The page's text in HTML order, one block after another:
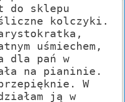
do sklepu
kolczyki.
uśmiechem,
dla pań w
na pianinie.
W
ją w